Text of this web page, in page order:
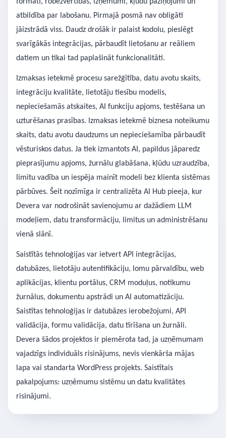
atbildība par labošanu. Pirmajā posmā nav obligāti
jāizstrādā viss. Daudz drošāk ir palaist kodolu, pieslēgt
svarīgākās integrācijas, pārbaudīt lietošanu ar reāliem
datiem un tikai tad paplašināt funkcionalitāti.
Izmaksas ietekmē procesu sarežģītība, datu avotu skaits,
integrāciju kvalitāte, lietotāju tiesību modelis,
nepieciešamās atskaites, AI funkciju apjoms, testēšana un
uzturēšanas prasības. Izmaksas ietekmē biznesa noteikumu
skaits, datu avotu daudzums un nepieciešamība pārbaudīt
vēsturiskos datus. Ja tiek izmantots AI, papildus jāparedz
pieprasījumu apjoms, žurnālu glabāšana, kļūdu uzraudzība,
limitu vadība un iespēja mainīt modeli bez klienta sistēmas
pārbūves. Šeit nozīmīga ir centralizēta AI Hub pieeja, kur
Devera var nodrošināt savienojumu ar dažādiem LLM
modeļiem, datu transformāciju, limitus un administrēšanu
vienā slānī.
Saistītās tehnoloģijas var ietvert API integrācijas,
datubāzes, lietotāju autentifikāciju, lomu pārvaldību, web
aplikācijas, klientu portālus, CRM moduļus, notikumu
žurnālus, dokumentu apstrādi un AI automatizāciju.
Saistītas tehnoloģijas ir datubāzes ierobežojumi, API
validācija, formu validācija, datu tīrīšana un žurnāli.
Devera šādos projektos ir piemērota tad, ja uzņēmumam
vajadzīgs individuāls risinājums, nevis vienkārša mājas
lapa vai standarta WordPress projekts. Saistītais
pakalpojums: uzņēmumu sistēmu un datu kvalitātes
risinājumi.